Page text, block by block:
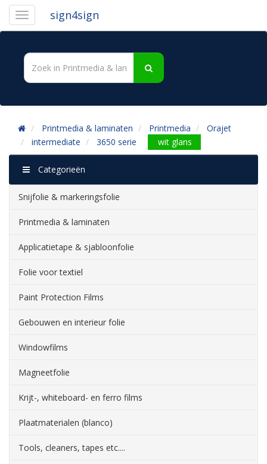
sign4sign
Printmedia & laminaten Printmedia
Orajet
intermediate
3650 serie wit glans
Categorieën
Snijfolie & markeringsfolie
Printmedia & laminaten
Applicatietape & sjabloonfolie
Folie voor textiel
Paint Protection Films
Gebouwen en interieur folie
Windowfilms
Magneetfolie
Krijt-, whiteboard- en ferro films
Plaatmaterialen (blanco)
Tools, cleaners, tapes etc....